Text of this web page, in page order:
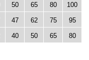
50 65 80 100
47 62 75 95
40 50 65 80